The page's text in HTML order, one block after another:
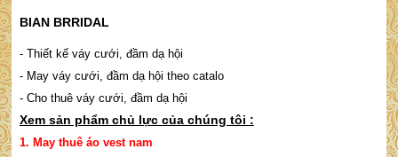
BIAN BRRIDAL
- Thiết kế váy cưới, đầm dạ hội
- May váy cưới, đầm dạ hội theo catalo
- Cho thuê váy cưới, đầm dạ hội
Xem sản phẩm chủ lực của chúng tôi :
1. May thuê áo vest nam